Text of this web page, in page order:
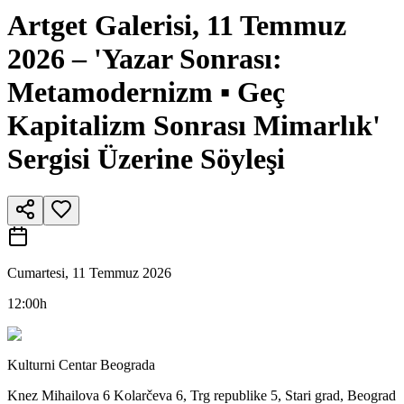
Artget Galerisi, 11 Temmuz
2026 – 'Yazar Sonrası:
Metamodernizm ▪︎ Geç
Kapitalizm Sonrası Mimarlık'
Sergisi Üzerine Söyleşi
Cumartesi, 11 Temmuz 2026
12:00h
Kulturni Centar Beograda
Knez Mihailova 6 Kolarčeva 6, Trg republike 5, Stari grad, Beograd